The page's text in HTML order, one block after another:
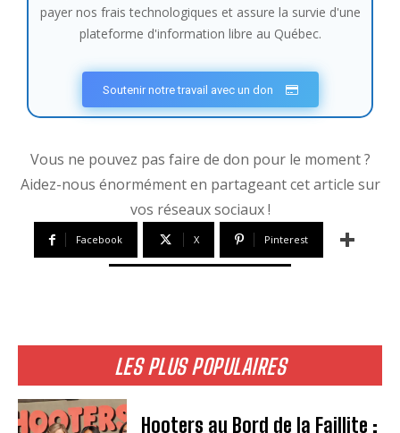
LES PLUS POPULAIRES
Hooters au Bord de la Faillite :
payer nos frais technologiques et assure la survie d'une
plateforme d'information libre au Québec.
Soutenir notre travail avec un don
Vous ne pouvez pas faire de don pour le moment ?
Aidez-nous énormément en partageant cet article sur
vos réseaux sociaux !
Facebook X Pinterest